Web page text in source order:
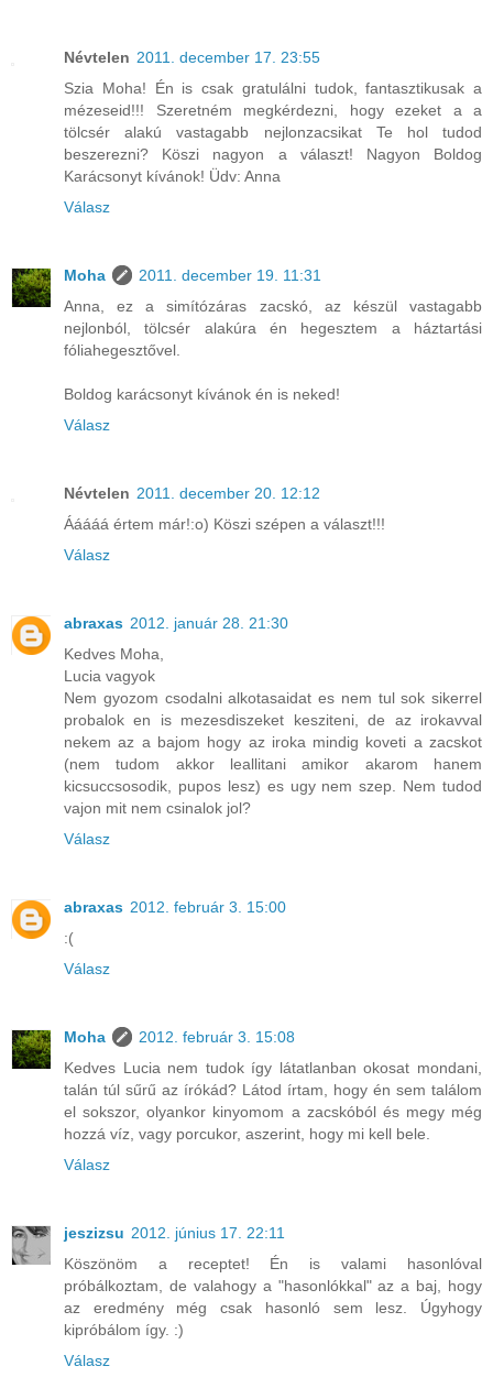
Névtelen 2011. december 17. 23:55
Szia Moha! Én is csak gratulálni tudok, fantasztikusak a
mézeseid!!! Szeretném megkérdezni, hogy ezeket a a
tölcsér alakú vastagabb nejlonzacsikat Te hol tudod
beszerezni? Köszi nagyon a választ! Nagyon Boldog
Karácsonyt kívánok! Üdv: Anna
Válasz
Moha
2011. december 19. 11:31
Anna, ez a simítózáras zacskó, az készül vastagabb
nejlonból, tölcsér alakúra én hegesztem a háztartási
fóliahegesztővel.
Boldog karácsonyt kívánok én is neked!
Válasz
Névtelen 2011. december 20. 12:12
Ááááá értem már!:o) Köszi szépen a választ!!!
Válasz
abraxas 2012. január 28. 21:30
Kedves Moha,
Lucia vagyok
Nem gyozom csodalni alkotasaidat es nem tul sok sikerrel
probalok en is mezesdiszeket kesziteni, de az irokavval
nekem az a bajom hogy az iroka mindig koveti a zacskot
(nem tudom akkor leallitani amikor akarom hanem
kicsuccsosodik, pupos lesz) es ugy nem szep. Nem tudod
vajon mit nem csinalok jol?
Válasz
abraxas 2012. február 3. 15:00
:(
Válasz
Moha
2012. február 3. 15:08
Kedves Lucia nem tudok így látatlanban okosat mondani,
talán túl sűrű az írókád? Látod írtam, hogy én sem találom
el sokszor, olyankor kinyomom a zacskóból és megy még
hozzá víz, vagy porcukor, aszerint, hogy mi kell bele.
Válasz
jeszizsu 2012. június 17. 22:11
Köszönöm a receptet! Én is valami hasonlóval
próbálkoztam, de valahogy a "hasonlókkal" az a baj, hogy
az eredmény még csak hasonló sem lesz. Úgyhogy
kipróbálom így. :)
Válasz